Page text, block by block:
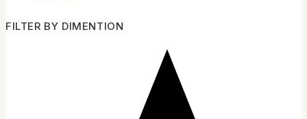
kr.120
FILTER BY DIMENTION